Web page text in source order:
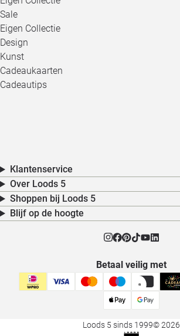
Sale
Eigen Collectie
Design
Kunst
Cadeaukaarten
Cadeautips
Klantenservice
Over Loods 5
Shoppen bij Loods 5
Blijf op de hoogte
Betaal veilig met
Loods 5 sinds 1999© 2026